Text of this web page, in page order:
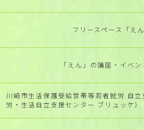
フリースペース「えん
「えん」の講座・イベ
川崎市生活保護受給世帯等若者就労 自
労・生活自立支援センター ブリュッケ）